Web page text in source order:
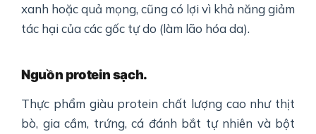
xanh hoặc quả mọng, cũng có lợi vì khả năng giảm
tác hại của các gốc tự do (làm lão hóa da).
Nguồn protein sạch.
Thực phẩm giàu protein chất lượng cao như thịt
bò, gia cầm, trứng, cá đánh bắt tự nhiên và bột